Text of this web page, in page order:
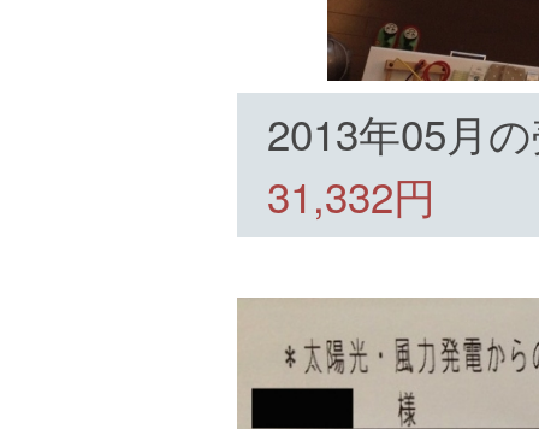
2013年05月
31,332円